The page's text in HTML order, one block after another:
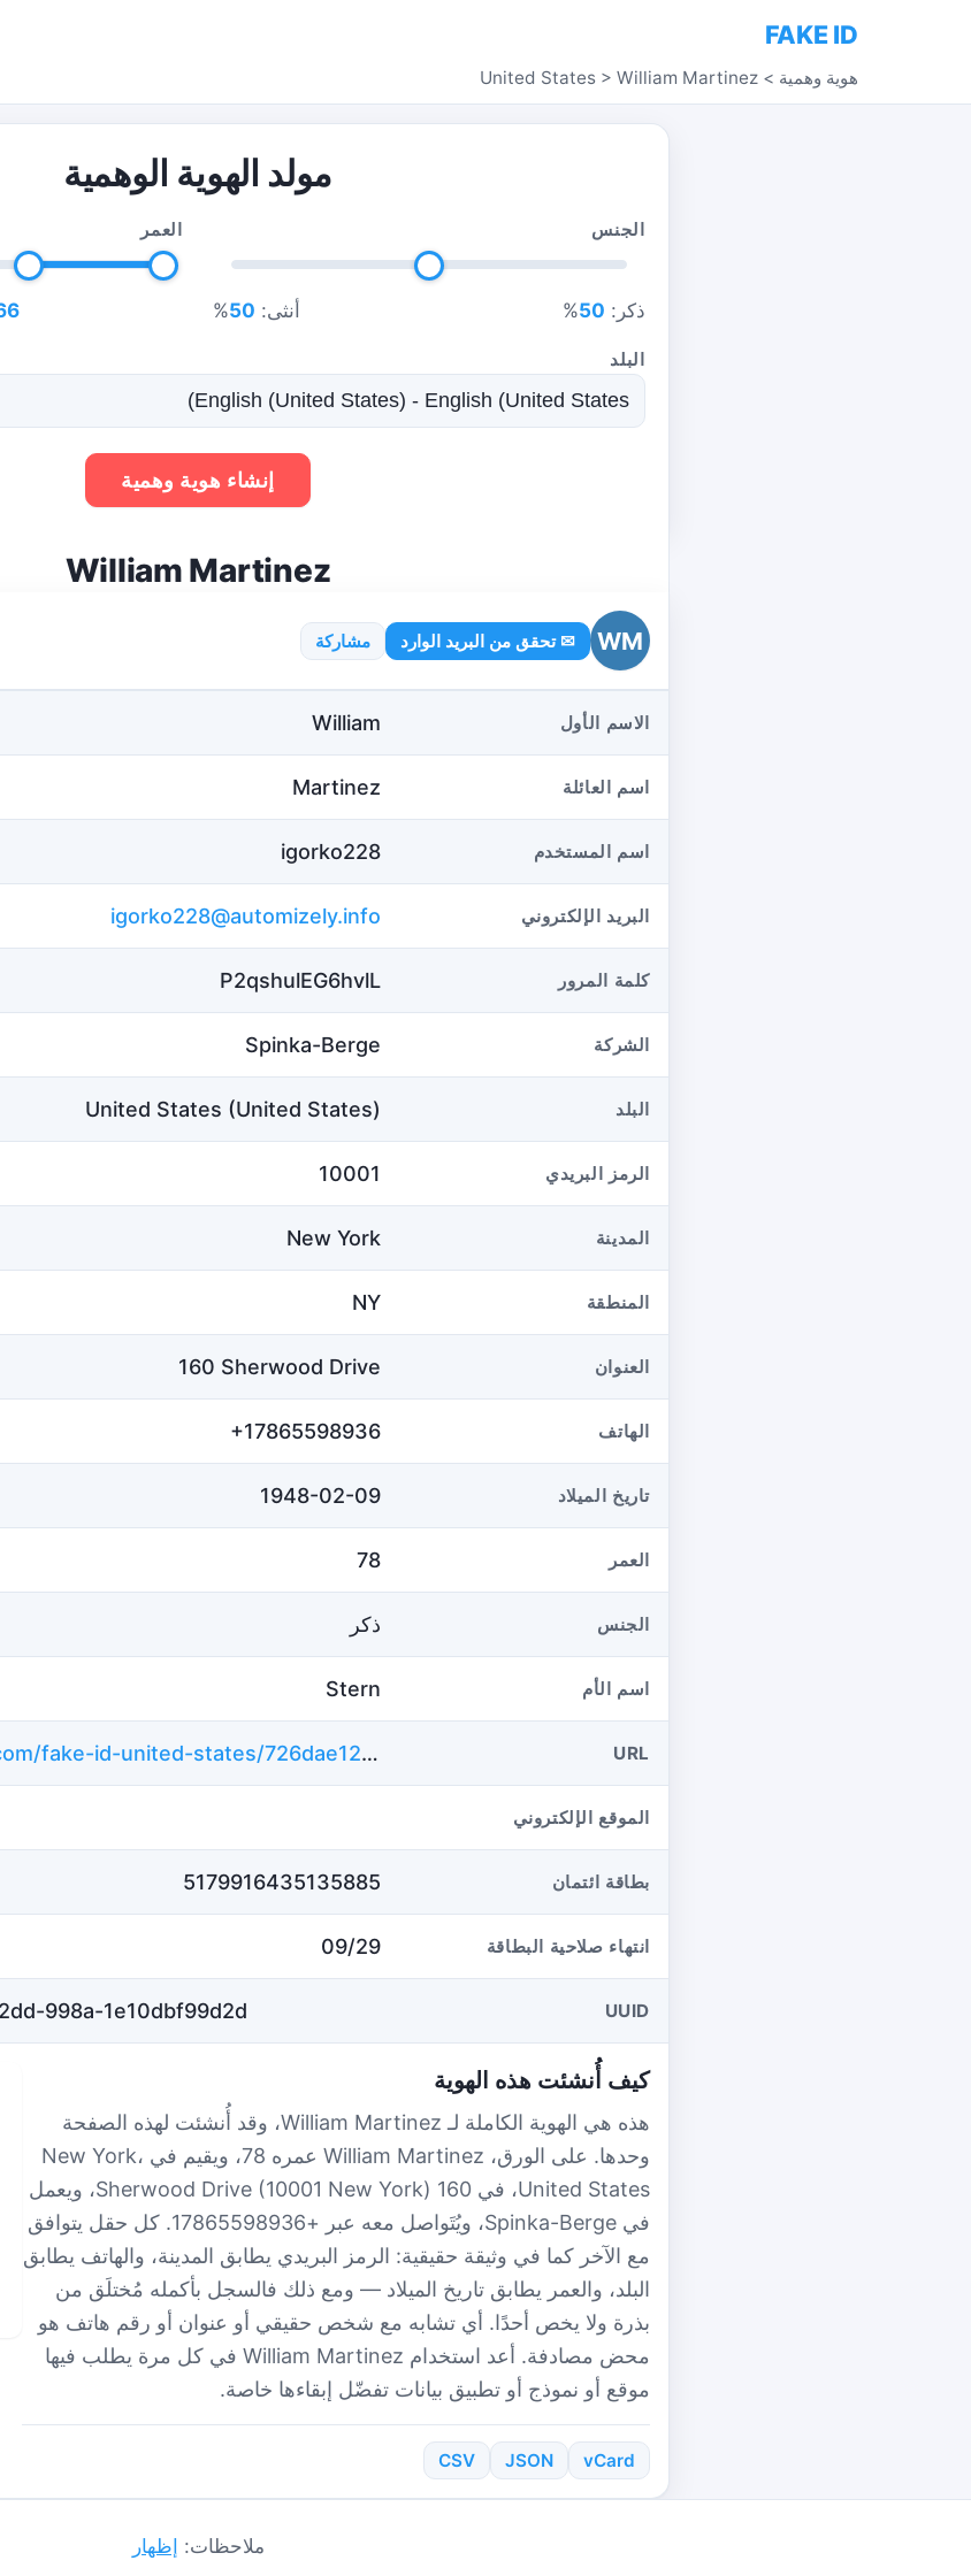
FAKE ID
هوية وهمية >
United States > William Martinez
مولد الهوية الوهمية
الجنس
ذكر: 50
% أنثى: 50
%
العمر
البلد
إنشاء هوية وهمية
William Martinez
WM ✉ تحقق من البريد الوارد مشاركة
الاسم الأول William
اسم العائلة Martinez
اسم المستخدم igorko228
البريد الإلكتروني igorko228@automizely.info
كلمة المرور P2qshulEG6hvlL
الشركة Spinka-Berge
البلد United States (United States)
الرمز البريدي 10001
المدينة New York
المنطقة NY
العنوان 160 Sherwood Drive
الهاتف +17865598936
تاريخ الميلاد 1948-02-09
العمر 78
الجنس ذكر
اسم الأم Stern
URL
https://ar.id-fake.com/fake-id-united-states/726dae12839bd5fcb5c8199c19b9149b
الموقع الإلكتروني
بطاقة ائتمان 5179916435135885
انتهاء صلاحية البطاقة 09/29
UUID
998a-1e10dbf99d2d
كيف أُنشئت هذه الهوية
هذه هي الهوية الكاملة لـ William Martinez، وقد أُنشئت لهذه الصفحة
وحدها. على الورق، William Martinez عمره 78، ويقيم في New York،
United States، في 160 Sherwood Drive (10001 New York)، ويعمل
في Spinka-Berge، ويُتَواصل معه عبر +17865598936. كل حقل يتوافق
مع الآخر كما في وثيقة حقيقية: الرمز البريدي يطابق المدينة، والهاتف يطابق
البلد، والعمر يطابق تاريخ الميلاد — ومع ذلك فالسجل بأكمله مُختلَق من
بذرة ولا يخص أحدًا. أي تشابه مع شخص حقيقي أو عنوان أو رقم هاتف هو
محض مصادفة. أعد استخدام William Martinez في كل مرة يطلب فيها
موقع أو نموذج أو تطبيق بيانات تفضّل إبقاءها خاصة.
vCard
JSON
CSV
ملاحظات: إظهار